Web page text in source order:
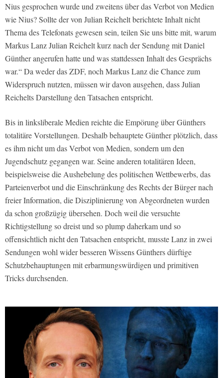
Nius gesprochen wurde und zweitens über das Verbot von Medien
wie Nius? Sollte der von Julian Reichelt berichtete Inhalt nicht
Thema des Telefonats gewesen sein, teilen Sie uns bitte mit, warum
Markus Lanz Julian Reichelt kurz nach der Sendung mit Daniel
Günther angerufen hatte und was stattdessen Inhalt des Gesprächs
war.“ Da weder das ZDF, noch Markus Lanz die Chance zum
Widerspruch nutzten, müssen wir davon ausgehen, dass Julian
Reichelts Darstellung den Tatsachen entspricht.
Bis in linksliberale Medien reichte die Empörung über Günthers
totalitäre Vorstellungen. Deshalb behauptete Günther plötzlich, dass
es ihm nicht um das Verbot von Medien, sondern um den
Jugendschutz gegangen war. Seine anderen totalitären Ideen,
beispielsweise die Aushebelung des politischen Wettbewerbs, das
Parteienverbot und die Einschränkung des Rechts der Bürger nach
freier Information, die Disziplinierung von Abgeordneten wurden
da schon großzügig übersehen. Doch weil die versuchte
Richtigstellung so dreist und so plump daherkam und so
offensichtlich nicht den Tatsachen entspricht, musste Lanz in zwei
Sendungen wohl wider besseren Wissens Günthers dürftige
Schutzbehauptungen mit erbarmungswürdigen und primitiven
Tricks durchsenden.